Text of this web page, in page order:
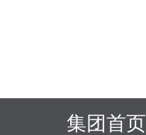
集团首页